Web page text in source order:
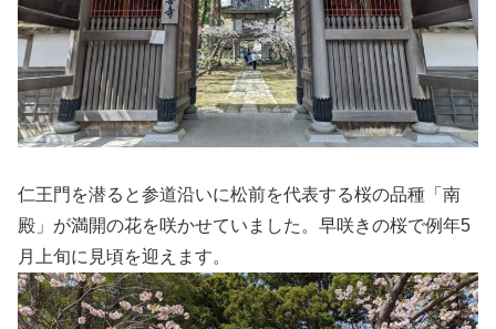
仁王門を潜ると参道沿いに松前を代表する桜の品種「南
殿」が満開の花を咲かせていました。早咲きの桜で例年5
月上旬に見頃を迎えます。